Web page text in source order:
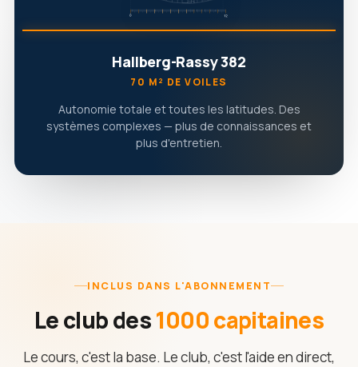
Hallberg-Rassy 382
70 M² DE VOILES
Autonomie totale et toutes les latitudes. Des
systèmes complexes — plus de connaissances et
plus d'entretien.
INCLUS DANS L'ABONNEMENT
Le club des1000 capitaines
Le cours, c'est la base. Le club, c'est l'aide en direct,